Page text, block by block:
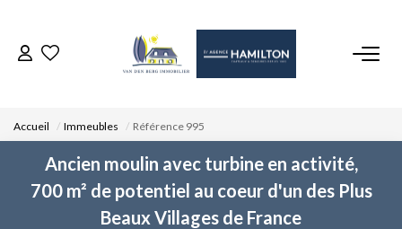
NOS BIENS
VENDRE UN BIEN
Accueil Immeubles Référence 995
Ancien moulin avec turbine en activité,
700 m² de potentiel au coeur d'un des Plus
Beaux Villages de France